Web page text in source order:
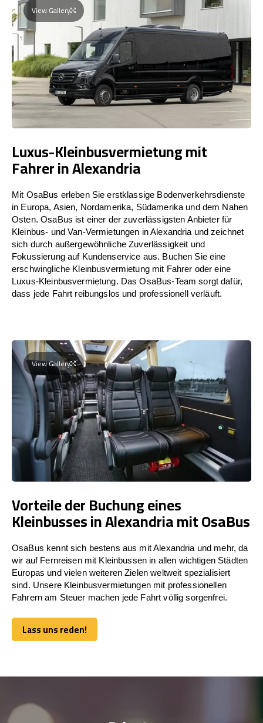
View Gallery
Luxus-Kleinbusvermietung mit
Fahrer in Alexandria
Mit OsaBus erleben Sie erstklassige Bodenverkehrsdienste
in Europa, Asien, Nordamerika, Südamerika und dem Nahen
Osten. OsaBus ist einer der zuverlässigsten Anbieter für
Kleinbus- und Van-Vermietungen in Alexandria und zeichnet
sich durch außergewöhnliche Zuverlässigkeit und
Fokussierung auf Kundenservice aus. Buchen Sie eine
erschwingliche Kleinbusvermietung mit Fahrer oder eine
Luxus-Kleinbusvermietung. Das OsaBus-Team sorgt dafür,
dass jede Fahrt reibungslos und professionell verläuft.
View Gallery
Vorteile der Buchung eines
Kleinbusses in Alexandria mit OsaBus
OsaBus kennt sich bestens aus mit Alexandria und mehr, da
wir auf Fernreisen mit Kleinbussen in allen wichtigen Städten
Europas und vielen weiteren Zielen weltweit spezialisiert
sind. Unsere Kleinbusvermietungen mit professionellen
Fahrern am Steuer machen jede Fahrt völlig sorgenfrei.
Lass uns reden!
Lass uns reden!